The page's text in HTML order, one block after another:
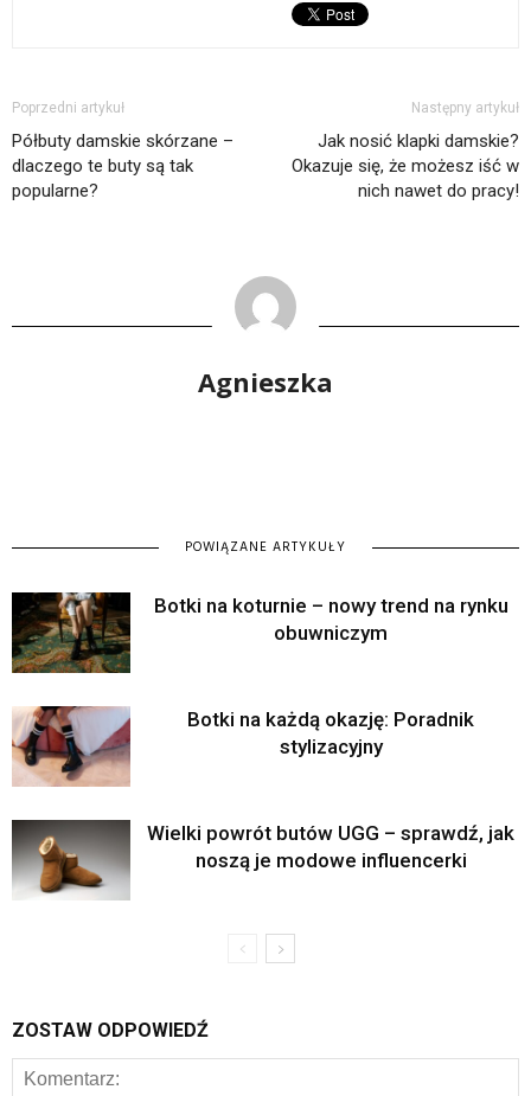
Poprzedni artykuł
Półbuty damskie skórzane –
dlaczego te buty są tak
popularne?
Następny artykuł
Jak nosić klapki damskie?
Okazuje się, że możesz iść w
nich nawet do pracy!
Agnieszka
POWIĄZANE ARTYKUŁY
Botki na koturnie – nowy trend na rynku
obuwniczym
Botki na każdą okazję: Poradnik
stylizacyjny
Wielki powrót butów UGG – sprawdź, jak
noszą je modowe influencerki
ZOSTAW ODPOWIEDŹ